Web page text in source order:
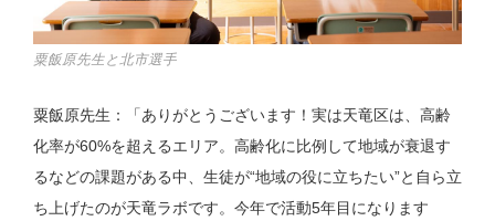
粟飯原先生と北市選手
粟飯原先生：「ありがとうございます！実は天竜区は、高齢
化率が60%を超えるエリア。高齢化に比例して地域が衰退す
るなどの課題がある中、生徒が“地域の役に立ちたい”と自ら立
ち上げたのが天竜ラボです。今年で活動5年目になります